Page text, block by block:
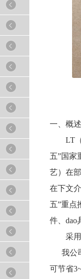
一、概述
LT（
五”国家
艺）在
在下文
五”重点
件、dao
采用上
我公司
可节省